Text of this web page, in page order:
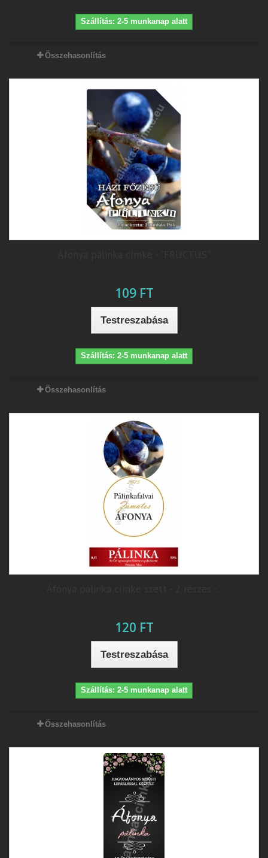
Szállítás: 2-5 munkanap alatt
Összehasonlítás
109 FT
Testreszabása
Szállítás: 2-5 munkanap alatt
Összehasonlítás
120 FT
Testreszabása
Szállítás: 2-5 munkanap alatt
Összehasonlítás